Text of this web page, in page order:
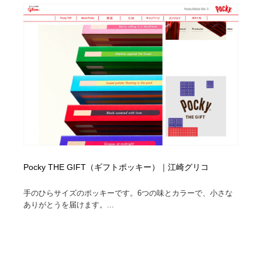
Pocky THE GIFT（ギフトポッキー）｜江崎グリコ
手のひらサイズのポッキーです。6つの味とカラーで、小さな
ありがとうを届けます。...